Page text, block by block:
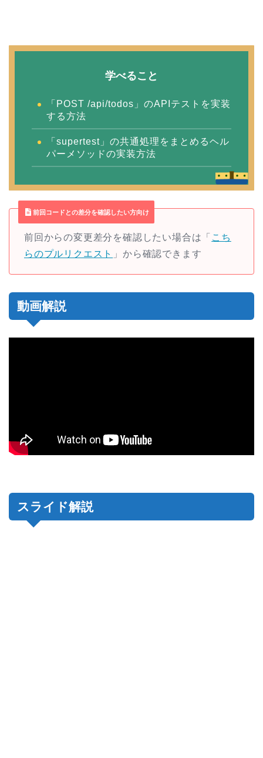
学べること
「POST /api/todos」のAPIテストを実装
する方法
「supertest」の共通処理をまとめるヘル
パーメソッドの実装方法
前回コードとの差分を確認したい方向け
前回からの変更差分を確認したい場合は「 こち
らのプルリクエスト
」から確認できます
動画解説
スライド解説